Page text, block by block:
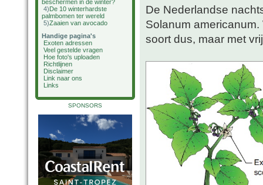
beschermen in de winter?
4)De 10 winterhardste
palmbomen ter wereld
5)Zaaien van avocado
Handige pagina's
Exoten adressen
Veel gestelde vragen
Hoe foto's uploaden
Richtlijnen
Disclaimer
Link naar ons
Links
SPONSORS
De Nederlandse
Solanum
soort dus, maar met